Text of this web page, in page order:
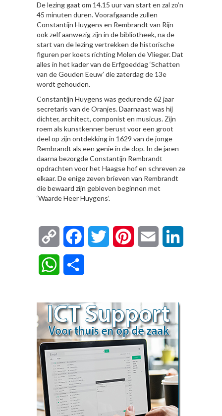
De lezing gaat om 14.15 uur van start en zal zo’n
45 minuten duren. Voorafgaande zullen
Constantijn Huygens en Rembrandt van Rijn
ook zelf aanwezig zijn in de bibliotheek, na de
start van de lezing vertrekken de historische
figuren per koets richting Molen de Vlieger. Dat
alles in het kader van de Erfgoeddag ‘Schatten
van de Gouden Eeuw’ die zaterdag de 13e
wordt gehouden.
Constantijn Huygens was gedurende 62 jaar
secretaris van de Oranjes. Daarnaast was hij
dichter, architect, componist en musicus. Zijn
roem als kunstkenner berust voor een groot
deel op zijn ontdekking in 1629 van de jonge
Rembrandt als een genie in de dop. In de jaren
daarna bezorgde Constantijn Rembrandt
opdrachten voor het Haagse hof en schreven ze
elkaar. De enige zeven brieven van Rembrandt
die bewaard zijn gebleven beginnen met
‘Waarde Heer Huygens’.
Copy
Link
FacebookTwitter Pinterest Email
WhatsApp